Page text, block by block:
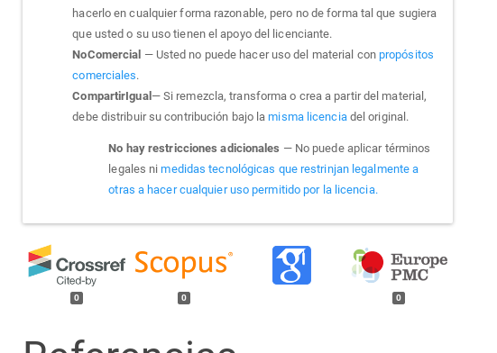
hacerlo en cualquier forma razonable, pero no de forma tal que sugiera
que usted o su uso tienen el apoyo del licenciante.
NoComercial — Usted no puede hacer uso del material con propósitos
comerciales.
CompartirIgual — Si remezcla, transforma o crea a partir del material,
debe distribuir su contribución bajo lamisma licenciadel original.
No hay restricciones adicionales — No puede aplicar términos
legales nimedidas tecnológicas que restrinjan legalmente a
otras a hacer cualquier uso permitido por la licencia.
0 0 0